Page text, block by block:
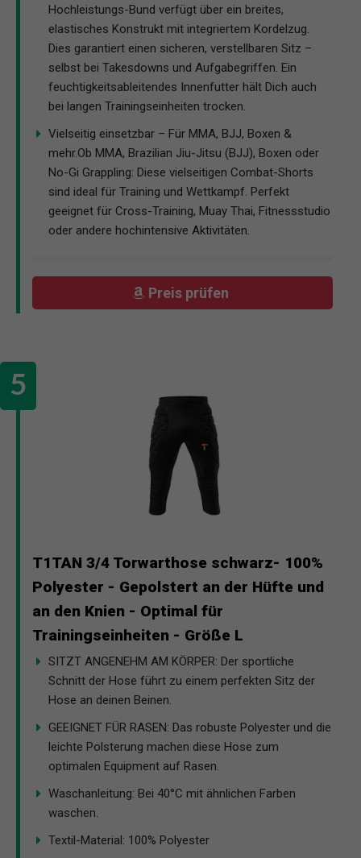
Hochleistungs-Bund verfügt über ein breites,
elastisches Konstrukt mit integriertem Kordelzug.
Dies garantiert einen sicheren, verstellbaren Sitz –
selbst bei Takesdowns und Aufgabegriffen. Ein
feuchtigkeitsableitendes Innenfutter hält Dich auch
bei langen Trainingseinheiten trocken.
Vielseitig einsetzbar – Für MMA, BJJ, Boxen &
mehr.Ob MMA, Brazilian Jiu-Jitsu (BJJ), Boxen oder
No-Gi Grappling: Diese vielseitigen Combat-Shorts
sind ideal für Training und Wettkampf. Perfekt
geeignet für Cross-Training, Muay Thai, Fitnessstudio
oder andere hochintensive Aktivitäten.
Preis prüfen
T1TAN 3/4 Torwarthose schwarz- 100%
Polyester - Gepolstert an der Hüfte und
an den Knien - Optimal für
Trainingseinheiten - Größe L
SITZT ANGENEHM AM KÖRPER: Der sportliche
Schnitt der Hose führt zu einem perfekten Sitz der
Hose an deinen Beinen.
GEEIGNET FÜR RASEN: Das robuste Polyester und die
leichte Polsterung machen diese Hose zum
optimalen Equipment auf Rasen.
Waschanleitung: Bei 40°C mit ähnlichen Farben
waschen.
Textil-Material: 100% Polyester